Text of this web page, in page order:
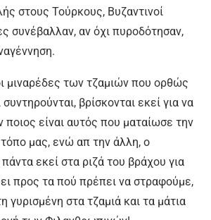
στους Τούρκους, Βυζαντινοί
συνέβαλλαν, αν όχι πυροδότησαν,
μιναρέδες των τζαμιών που ορθώς
βρίσκονται εκεί για να
ποιος είναι αυτός που ματαίωσε την
μας, ενώ απ την άλλη, ο
εκεί στα ριζά του βράχου για
προς τα πού πρέπει να στραφούμε,
γυρισμένη στα τζαμιά και τα μάτια